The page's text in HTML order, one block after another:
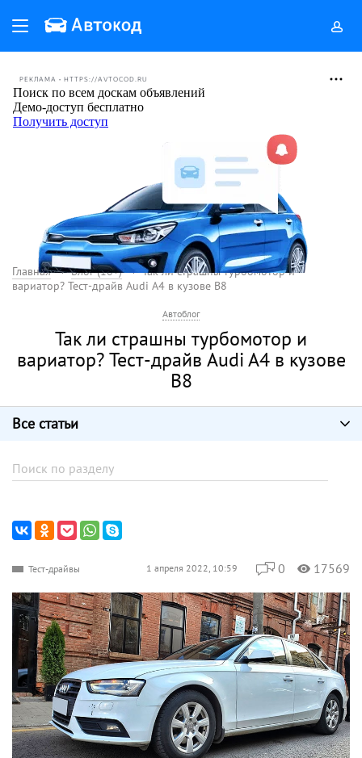
РЕКЛАМА • HTTPS://AVTOCOD.RU
Главная Блог (18+)
Так ли страшны турбомотор и
вариатор? Тест-драйв Audi A4 в кузове B8
Автоблог
Так ли страшны турбомотор и
вариатор? Тест-драйв Audi A4 в кузове
B8
Все статьи
Тест-драйвы 1 апреля 2022, 10:59 0 17569